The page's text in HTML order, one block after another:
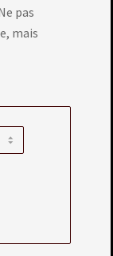
pas
mais